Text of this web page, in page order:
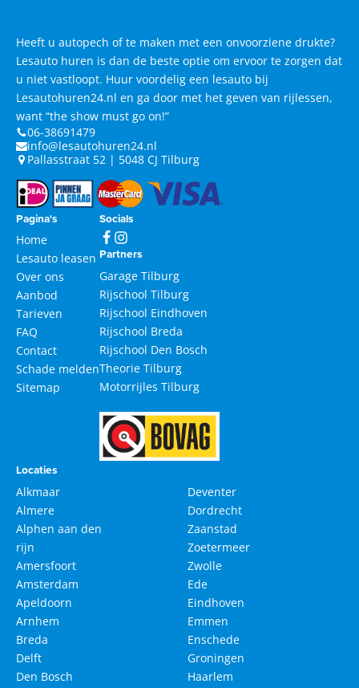
Heeft u autopech of te maken met een onvoorziene drukte?
Lesauto huren is dan de beste optie om ervoor te zorgen dat
u niet vastloopt. Huur voordelig een lesauto bij
Lesautohuren24.nl en ga door met het geven van rijlessen,
want “the show must go on!”
06-38691479
info@lesautohuren24.nl
Pallasstraat 52 | 5048 CJ Tilburg
Pagina's
Home
Lesauto leasen
Over ons
Aanbod
Tarieven
FAQ
Contact
Schade melden
Sitemap
Locaties
Alkmaar
Almere
Alphen aan den
rijn
Amersfoort
Amsterdam
Apeldoorn
Arnhem
Breda
Delft
Den Bosch
Deventer
Dordrecht
Zaanstad
Zoetermeer
Zwolle
Ede
Eindhoven
Emmen
Enschede
Groningen
Haarlem
Partners
Garage Tilburg
Rijschool Tilburg
Rijschool Eindhoven
Rijschool Breda
Rijschool Den Bosch
Theorie Tilburg
Motorrijles Tilburg
Socials